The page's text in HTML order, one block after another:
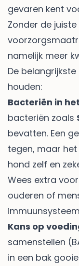
gevaren kent
Zonder de juiste
namelijk meer
De
houden:
Bacteriën in
bacteriën zoals
bevatten. Een
tegen, maar
hond zelf en
Wees extra
ouderen of
Kans op
samenstellen
in een bak